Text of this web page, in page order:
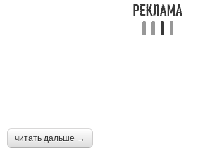
Упражнения на живот
читать дальше →